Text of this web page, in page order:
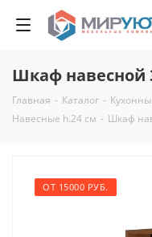
Шкаф навесной
Главная - Каталог -
Навесные h.24 см - Шкаф
ОТ 15000 РУБ.